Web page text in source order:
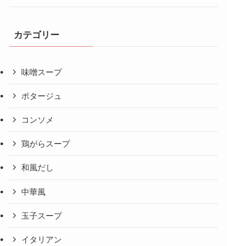
カテゴリー
味噌スープ
ポタージュ
コンソメ
鶏がらスープ
和風だし
中華風
玉子スープ
イタリアン